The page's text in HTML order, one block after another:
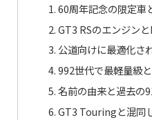
60周年記念の限定車
GT3 RSのエンジン
公道向けに最適化さ
992世代で最軽量級
名前の由来と過去の
GT3 Touringと混同